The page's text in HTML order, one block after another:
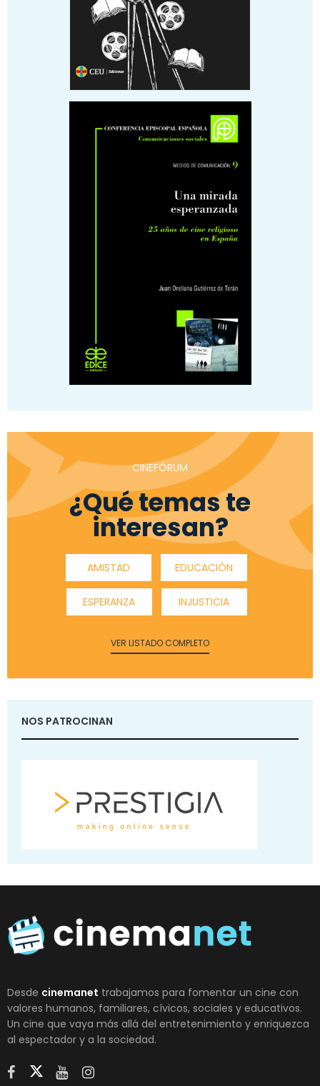
CINEFÓRUM
¿Qué temas te
interesan?
AMISTAD EDUCACIÓN
ESPERANZA INJUSTICIA
VER LISTADO COMPLETO
NOS PATROCINAN
Desde cinemanet trabajamos para fomentar un cine con
valores humanos, familiares, cívicos, sociales y educativos.
Un cine que vaya más allá del entretenimiento y enriquezca
al espectador y a la sociedad.